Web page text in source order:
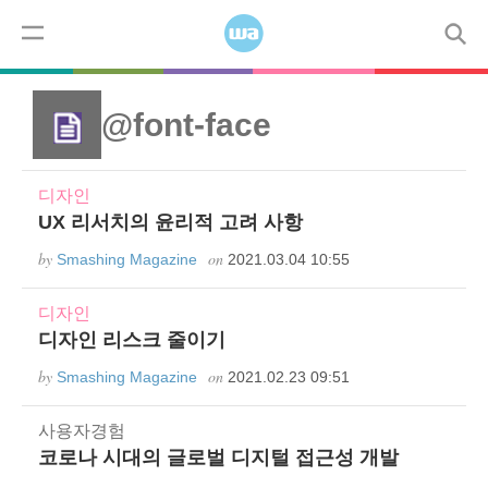
Menu
코드 디자인 워드프레스
@font-face
디자인
UX 리서치의 윤리적 고려 사항
by Smashing Magazine on 2021.03.04 10:55
디자인
디자인 리스크 줄이기
by Smashing Magazine on 2021.02.23 09:51
사용자경험
코로나 시대의 글로벌 디지털 접근성 개발